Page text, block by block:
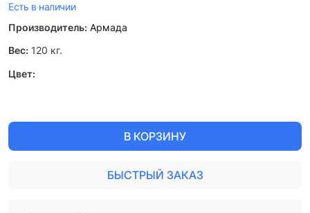
Есть в наличии
Производитель: Армада
Вес: 120 кг.
Цвет:
В КОРЗИНУ
БЫСТРЫЙ ЗАКАЗ